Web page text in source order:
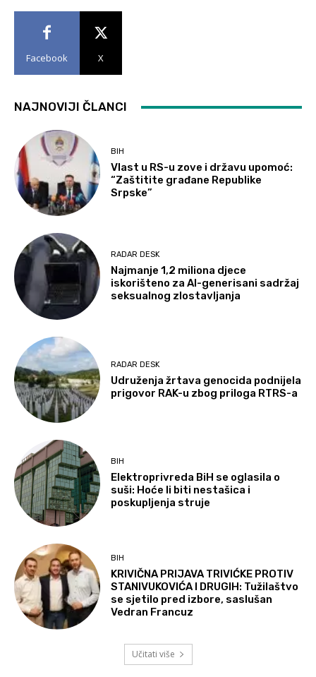
Facebook X
NAJNOVIJI ČLANCI
BIH
Vlast u RS-u zove i državu upomoć:
“Zaštitite građane Republike
Srpske”
RADAR DESK
Najmanje 1,2 miliona djece
iskorišteno za AI-generisani sadržaj
seksualnog zlostavljanja
RADAR DESK
Udruženja žrtava genocida podnijela
prigovor RAK-u zbog priloga RTRS-a
BIH
Elektroprivreda BiH se oglasila o
suši: Hoće li biti nestašica i
poskupljenja struje
BIH
KRIVIČNA PRIJAVA TRIVIĆKE PROTIV
STANIVUKOVIĆA I DRUGIH: Tužilaštvo
se sjetilo pred izbore, saslušan
Vedran Francuz
Učitati više